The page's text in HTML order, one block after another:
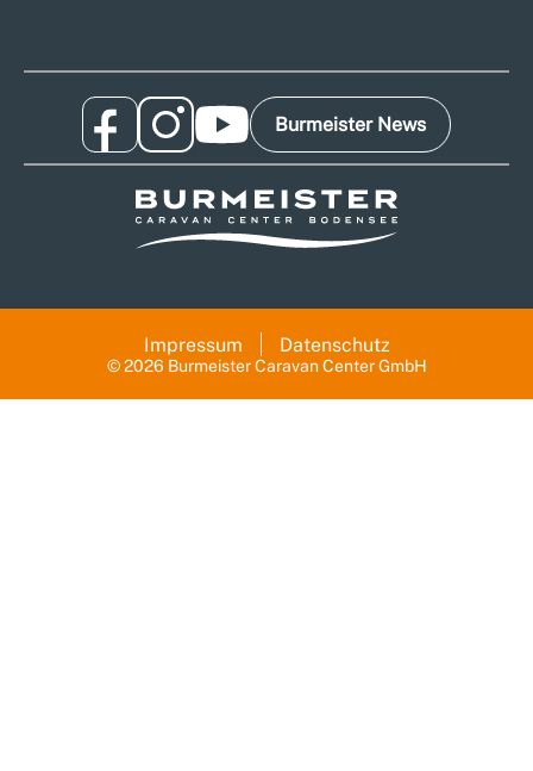
Burmeister News
© 2026 Burmeister Caravan Center GmbH
Impressum Datenschutz